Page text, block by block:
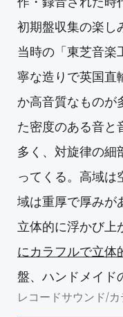
初期盤収集の楽し
当時の「東芝音楽
寧な造りで英国直
か高音質なものが
た密度のある音と
多く、対旋律の細
ってくる。高域は
域は重厚で厚みが
立体的に浮かび上
にカラフルで立体
盤、ハンドメイド
レコードサウンド/